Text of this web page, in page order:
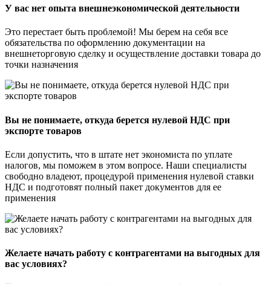
У вас нет опыта внешнеэкономической деятельности
Это перестает быть проблемой! Мы берем на себя все
обязательства по оформлению документации на
внешнеторговую сделку и осуществление доставки товара до
точки назначения
Вы не понимаете, откуда берется нулевой НДС при
экспорте товаров
Если допустить, что в штате нет экономиста по уплате
налогов, мы поможем в этом вопросе. Наши специалисты
свободно владеют, процедурой применения нулевой ставки
НДС и подготовят полный пакет документов для ее
применения
Желаете начать работу с контрагентами на выгодных для
вас условиях?